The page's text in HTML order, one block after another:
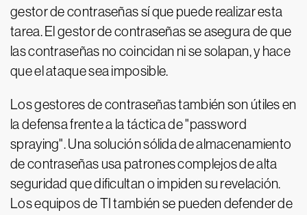
gestor de contraseñas sí que puede realizar esta
tarea. El gestor de contraseñas se asegura de que
las contraseñas no coincidan ni se solapan, y hace
que el ataque sea imposible.
Los gestores de contraseñas también son útiles en
la defensa frente a la táctica de "password
spraying". Una solución sólida de almacenamiento
de contraseñas usa patrones complejos de alta
seguridad que dificultan o impiden su revelación.
Los equipos de TI también se pueden defender de